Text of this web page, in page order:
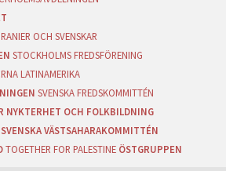
OCH SVENSKAR
STOCKHOLMS FREDSFÖRENING
LATINAMERIKA
SVENSKA FREDSKOMMITTÉN
NYKTERHET OCH FOLKBILDNING
SVENSKA VÄSTSAHARAKOMMITTÉN
TOGETHER FOR PALESTINE ÖSTGRUPPEN